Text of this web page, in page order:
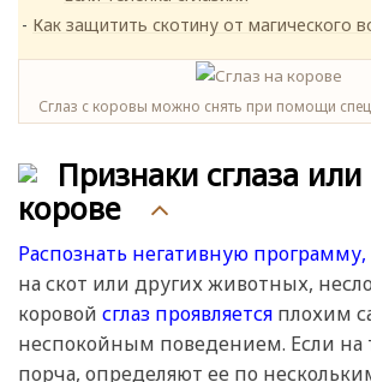
Как защитить скотину от магического
Сглаз с коровы можно снять при помощи
Признаки сглаза
корове
Распознать негативную программу,
на скот или других животных,
коровой сглаз проявляется плохим
неспокойным поведением. Если на
порча, определяют ее по